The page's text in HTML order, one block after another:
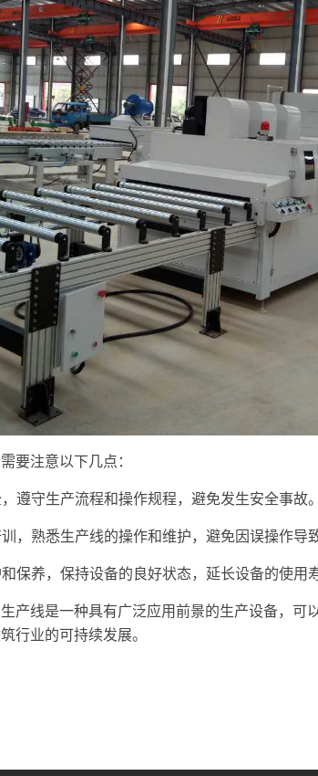
要注意以下几点：
遵守生产流程和操作规程，避免发生安全事故。
，熟悉生产线的操作和维护，避免因误操作导
保养，保持设备的良好状态，延长设备的使用
产线是一种具有广泛应用前景的生产设备，可
行业的可持续发展。